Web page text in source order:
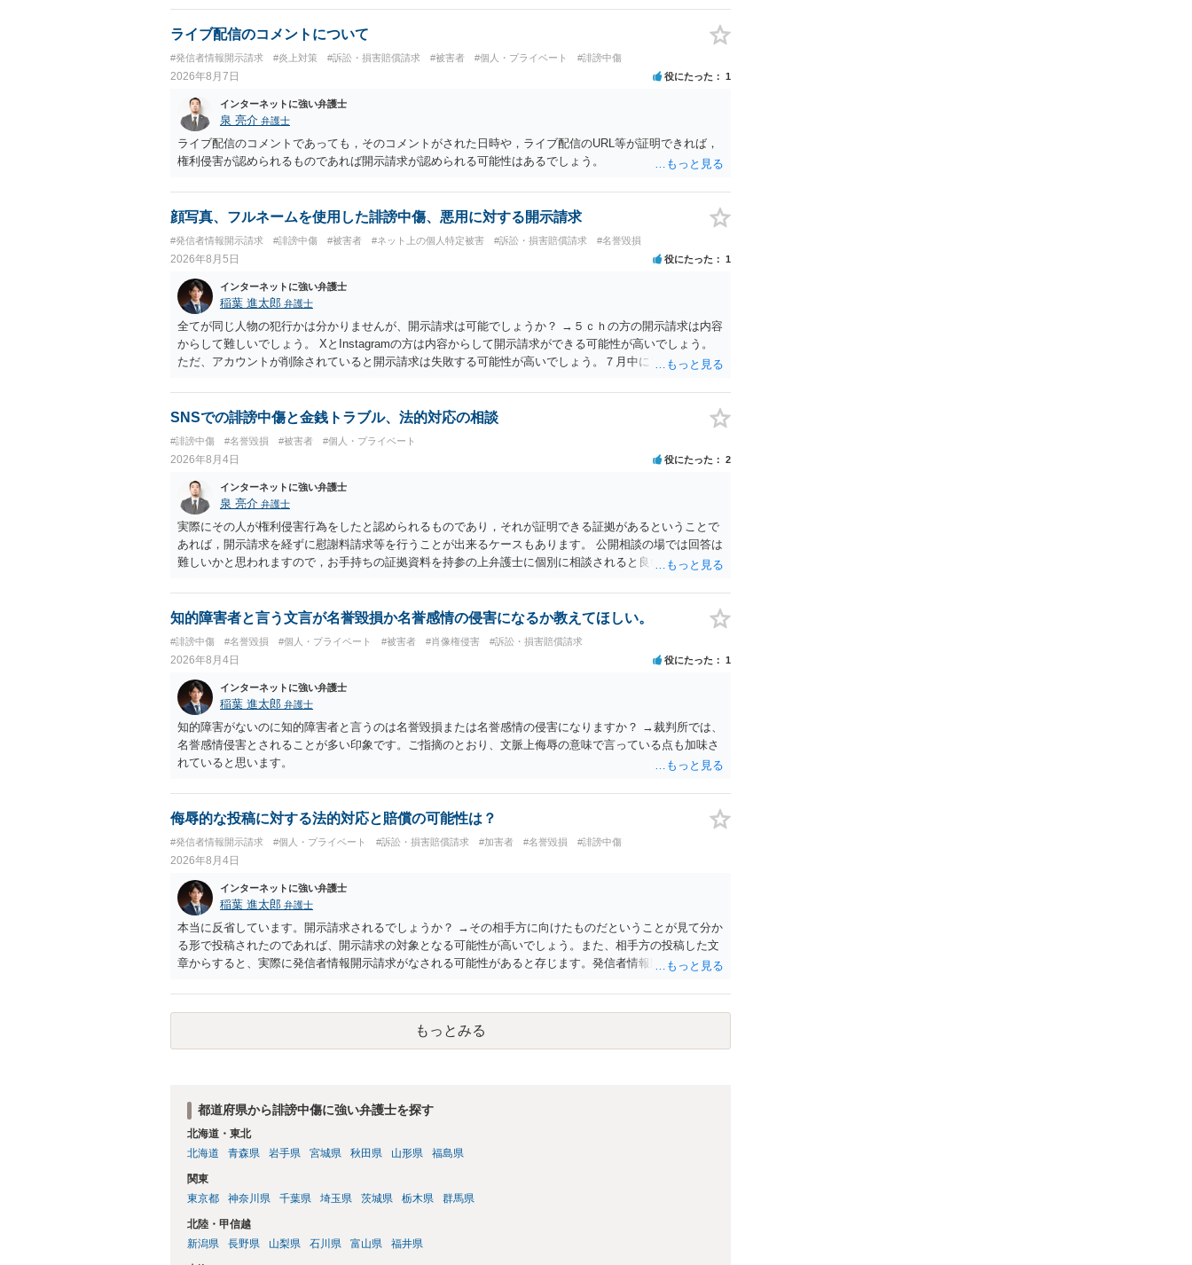
ライブ配信のコメントについて
#発信者情報開示請求 #炎上対策 #訴訟・損害賠償請求 #被害者 #個人・プライベート #誹謗中傷
2026年8月7日 役にたった 1
インターネットに強い弁護士
泉 亮介 弁護士
ライブ配信のコメントであっても，そのコメントがされた日時や，ライブ配信のURL等が証明できれば，
権利侵害が認められるものであれば開示請求が認められる可能性はあるでしょう。
顔写真、フルネームを使用した誹謗中傷、悪用に対する開示請求
#発信者情報開示請求 #誹謗中傷 #被害者 #ネット上の個人特定被害 #訴訟・損害賠償請求 #名誉毀損
2026年8月5日 役にたった 1
インターネットに強い弁護士
稲葉 進太郎 弁護士
全てが同じ人物の犯行かは分かりませんが、開示請求は可能でしょうか？ →５ｃｈの方の開示請求は内容
からして難しいでしょう。 XとInstagramの方は内容からして開示請求ができる可能性が高いでしょう。
ただ、アカウントが削除されていると開示請求は失敗する可能性が高いでしょう。７月中にアカウントが
相手に全ての弁護士費用を負担させることは可能でしょうか？ →訴訟外の交渉で相手方が認めれば負担さ
せることができるでしょう。訴訟で判決となった場合は、実際の弁護士費用が認められる場合と認められ
SNSでの誹謗中傷と金銭トラブル、法的対応の相談
#誹謗中傷 #名誉毀損 #被害者 #個人・プライベート
2026年8月4日 役にたった 2
インターネットに強い弁護士
泉 亮介 弁護士
実際にその人が権利侵害行為をしたと認められるものであり，それが証明できる証拠があるということで
あれば，開示請求を経ずに慰謝料請求等を行うことが出来るケースもあります。 公開相談の場では回答は
難しいかと思われますので，お手持ちの証拠資料を持参の上弁護士に個別に相談されると良いでしょう。
知的障害者と言う文言が名誉毀損か名誉感情の侵害になるか教えてほしい。
#誹謗中傷 #名誉毀損 #個人・プライベート #被害者 #肖像権侵害 #訴訟・損害賠償請求
2026年8月4日 役にたった 1
インターネットに強い弁護士
稲葉 進太郎 弁護士
知的障害がないのに知的障害者と言うのは名誉毀損または名誉感情の侵害になりますか？ →裁判所では、
名誉感情侵害とされることが多い印象です。ご指摘のとおり、文脈上侮辱の意味で言っている点も加味さ
れていると思います。
侮辱的な投稿に対する法的対応と賠償の可能性は？
#発信者情報開示請求 #個人・プライベート #訴訟・損害賠償請求 #加害者 #名誉毀損 #誹謗中傷
2026年8月4日
インターネットに強い弁護士
稲葉 進太郎 弁護士
本当に反省しています。開示請求されるでしょうか？ →その相手方に向けたものだということが見て分か
る形で投稿されたのであれば、開示請求の対象となる可能性が高いでしょう。また、相手方の投稿した文
章からすると、実際に発信者情報開示請求がなされる可能性があると存じます。発信者情報開示請求が進
カウントの登録メールに意見照会がなされます。 また、された場合賠償金はいくらでしょうか。 →ケー
スバイケースであり、数万円から１００万単位まで様々でしょう。裁判外であれば交渉して相手方の請求
額から減額することを試みることとなるでしょう。もっとみる
都道府県から誹謗中傷に強い弁護士を探す
北海道・東北
北海道
青森県 岩手県 宮城県 秋田県 山形県 福島県
関東
東京都
神奈川県 千葉県 埼玉県 茨城県 栃木県 群馬県
北陸・甲信越
新潟県
長野県 山梨県 石川県 富山県 福井県